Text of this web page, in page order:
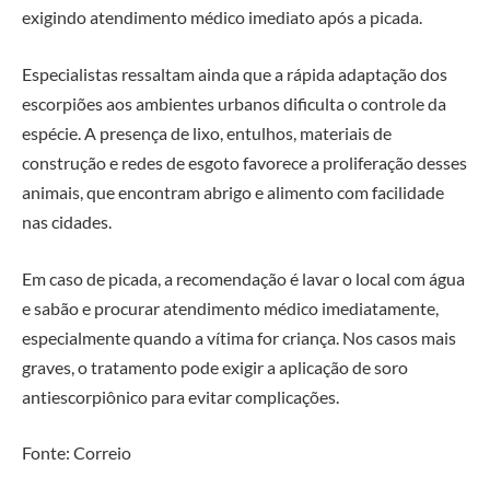
exigindo atendimento médico imediato após a picada.
Especialistas ressaltam ainda que a rápida adaptação dos
escorpiões aos ambientes urbanos dificulta o controle da
espécie. A presença de lixo, entulhos, materiais de
construção e redes de esgoto favorece a proliferação desses
animais, que encontram abrigo e alimento com facilidade
nas cidades.
Em caso de picada, a recomendação é lavar o local com água
e sabão e procurar atendimento médico imediatamente,
especialmente quando a vítima for criança. Nos casos mais
graves, o tratamento pode exigir a aplicação de soro
antiescorpiônico para evitar complicações.
Fonte: Correio